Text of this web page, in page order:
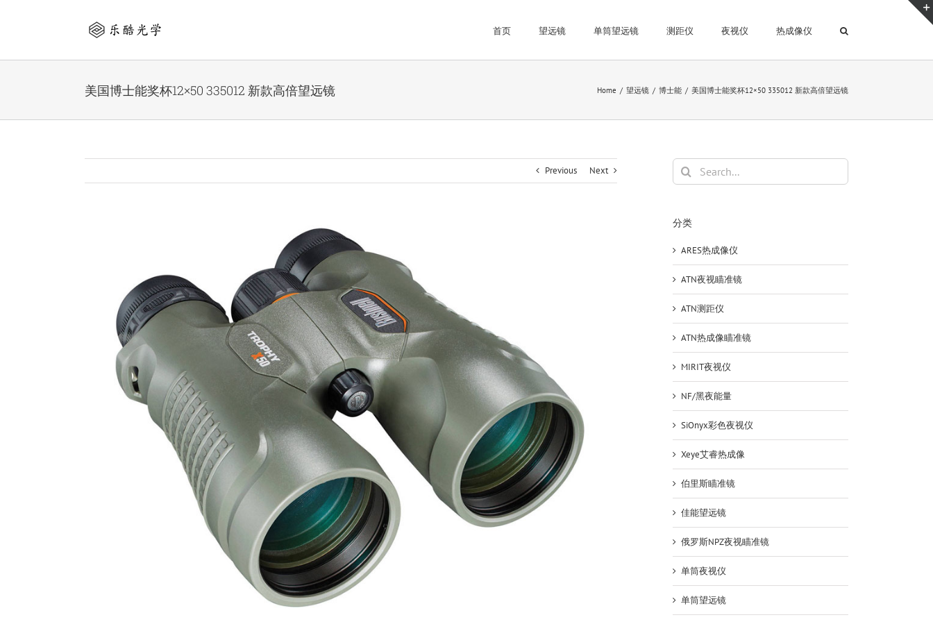
首页 望远镜 单筒望远镜 测距仪 夜视仪 热成像仪
美国博士能奖杯12×50 335012 新款高倍望远镜 Home 望远镜 博士能 美国博士能奖杯12×50 335012 新款高倍望远镜
Previous Next
Search
for:
分类
ARES热成像仪
ATN夜视瞄准镜
ATN测距仪
ATN热成像瞄准镜
MIRIT夜视仪
NF/黑夜能量
SiOnyx彩色夜视仪
Xeye艾睿热成像
伯里斯瞄准镜
佳能望远镜
俄罗斯NPZ夜视瞄准镜
单筒夜视仪
单筒望远镜